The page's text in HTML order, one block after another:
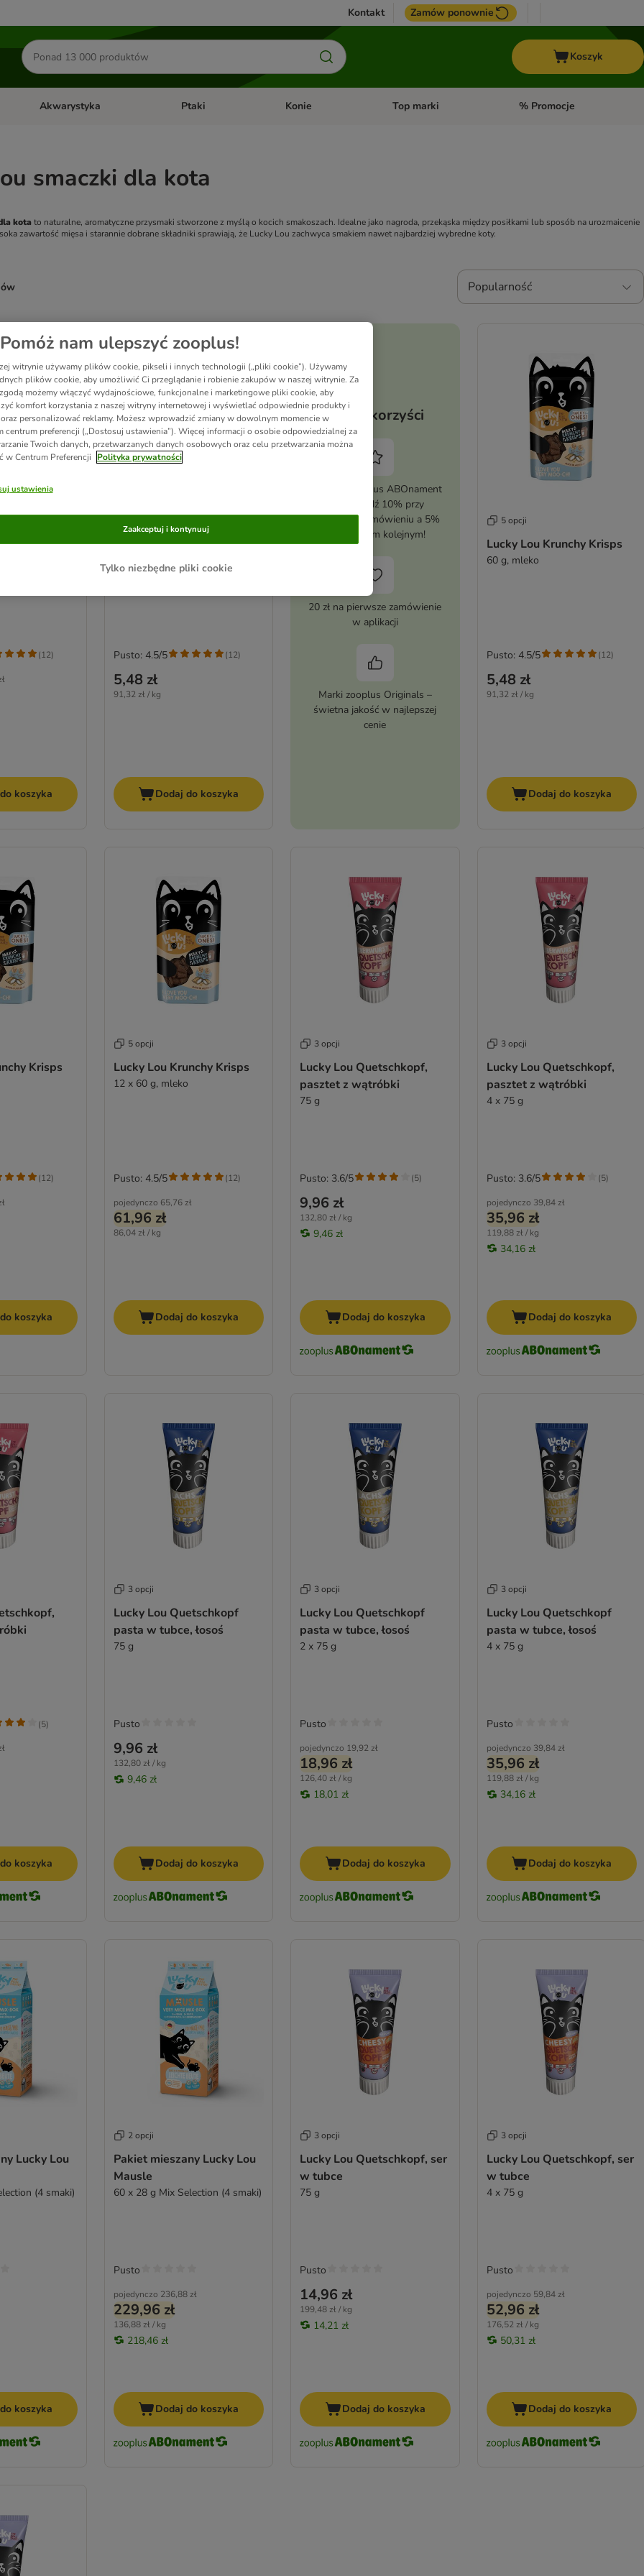
Kontakt Zamów ponownie
Szukaj
produktów
Koszyk
Otwórz menu kategorii: Małe zwierzęta
Akwarystyka Otwórz menu kategorii: Akwarystyka
Ptaki Otwórz menu kategorii: Ptaki
Konie Otwórz menu kategorii: Konie
Top marki Otwórz menu kategorii: Top
% Promocje
smaczki dla kota
kota to naturalne, aromatyczne przysmaki stworzone z myślą o kocich smakoszach. Idealne jako nagroda, przekąska między posiłkami lub sposób na urozmaicenie
zawartość mięsa i starannie dobrane składniki sprawiają, że Lucky Lou zachwyca smakiem nawet najbardziej wybredne koty.
Popularność
been changed
Krisps
(12)
koszyka
Lucky Lou Krunchy Krisps
5,48 zł
91,32 zł / kg
Pusto: 4.5/5 (12)
Dodaj do koszyka
Twoje korzyści
Aktywuj zooplus ABOnament
i zaoszczędź 10% przy
pierwszym zamówieniu a 5%
przy każdym kolejnym!
20 zł na pierwsze zamówienie
w aplikacji
Marki zooplus Originals –
świetna jakość w najlepszej
cenie
5 opcji
Lucky Lou Krunchy Krisps
60 g, mleko
5,48 zł
91,32 zł / kg
Pusto: 4.5/5 (12)
Dodaj do koszyka
Krisps
(12)
koszyka
5 opcji
Lucky Lou Krunchy Krisps
12 x 60 g, mleko
pojedynczo 65,76 zł
61,96 zł
86,04 zł / kg
Pusto: 4.5/5 (12)
Dodaj do koszyka
3 opcji
Lucky Lou Quetschkopf,
pasztet z wątróbki
75 g
9,96 zł
132,80 zł / kg
9,46 zł
Pusto: 3.6/5 (5)
Dodaj do koszyka
3 opcji
Lucky Lou Quetschkopf,
pasztet z wątróbki
4 x 75 g
pojedynczo 39,84 zł
35,96 zł
119,88 zł / kg
34,16 zł
Pusto: 3.6/5 (5)
Dodaj do koszyka
(5)
koszyka
3 opcji
Lucky Lou Quetschkopf
pasta w tubce, łosoś
75 g
9,96 zł
132,80 zł / kg
9,46 zł
Pusto
Dodaj do koszyka
3 opcji
Lucky Lou Quetschkopf
pasta w tubce, łosoś
2 x 75 g
pojedynczo 19,92 zł
18,96 zł
126,40 zł / kg
18,01 zł
Pusto
Dodaj do koszyka
3 opcji
Lucky Lou Quetschkopf
pasta w tubce, łosoś
4 x 75 g
pojedynczo 39,84 zł
35,96 zł
119,88 zł / kg
34,16 zł
Pusto
Dodaj do koszyka
Lucky Lou
(4 smaki)
koszyka
2 opcji
Pakiet mieszany Lucky Lou
Mausle
60 x 28 g Mix Selection (4 smaki)
pojedynczo 236,88 zł
229,96 zł
136,88 zł / kg
218,46 zł
Pusto
Dodaj do koszyka
3 opcji
Lucky Lou Quetschkopf, ser
w tubce
75 g
14,96 zł
199,48 zł / kg
14,21 zł
Pusto
Dodaj do koszyka
3 opcji
Lucky Lou Quetschkopf, ser
w tubce
4 x 75 g
pojedynczo 59,84 zł
52,96 zł
176,52 zł / kg
50,31 zł
Pusto
Dodaj do koszyka
Pomóż nam ulepszyć zooplus!
witrynie używamy plików cookie, pikseli i innych technologii („pliki cookie”). Używamy
plików cookie, aby umożliwić Ci przeglądanie i robienie zakupów w naszej witrynie. Za
możemy włączyć wydajnościowe, funkcjonalne i marketingowe pliki cookie, aby
komfort korzystania z naszej witryny internetowej i wyświetlać odpowiednie produkty i
oraz personalizować reklamy. Możesz wprowadzić zmiany w dowolnym momencie w
centrum preferencji („Dostosuj ustawienia”). Więcej informacji o osobie odpowiedzialnej za
Twoich danych, przetwarzanych danych osobowych oraz celu przetwarzania można
w Centrum Preferencji
Polityka prywatności
ustawienia
Tylko niezbędne pliki cookie
Zaakceptuj i kontynuuj